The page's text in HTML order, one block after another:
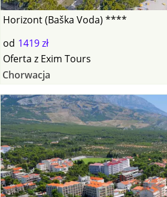
Horizont (Baška Voda) ****
od 1419 zł
Oferta z Exim Tours
Chorwacja